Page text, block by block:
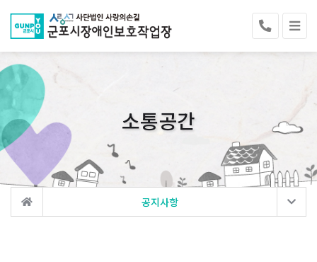
소통공간
공지사항